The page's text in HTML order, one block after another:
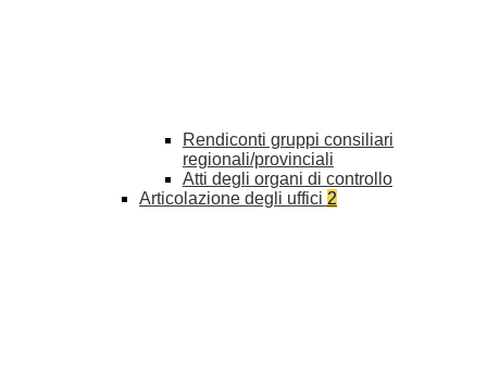
Rendiconti gruppi consiliari
regionali/provinciali
Atti degli organi di controllo
Articolazione degli uffici 2